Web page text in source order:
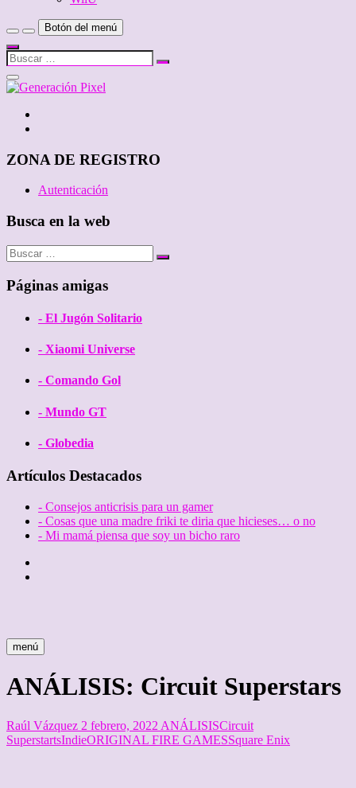
Botón del menú
Buscar
…
Cerrar
el
lateral
ZONA DE REGISTRO
Autenticación
Busca en la web
Buscar
…
Páginas amigas
- El Jugón Solitario
- Xiaomi Universe
- Comando Gol
- Mundo GT
- Globedia
Artículos Destacados
- Consejos anticrisis para un gamer
- Cosas que una madre friki te diria que hicieses… o no
- Mi mamá piensa que soy un bicho raro
menú
ANÁLISIS: Circuit Superstars
Raúl Vázquez 2 febrero, 2022 ANÁLISISCircuit
SuperstartsIndieORIGINAL FIRE GAMESSquare Enix